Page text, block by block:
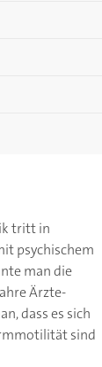
tritt in
psychischem
man die
Ärzte-
dass es sich
sind